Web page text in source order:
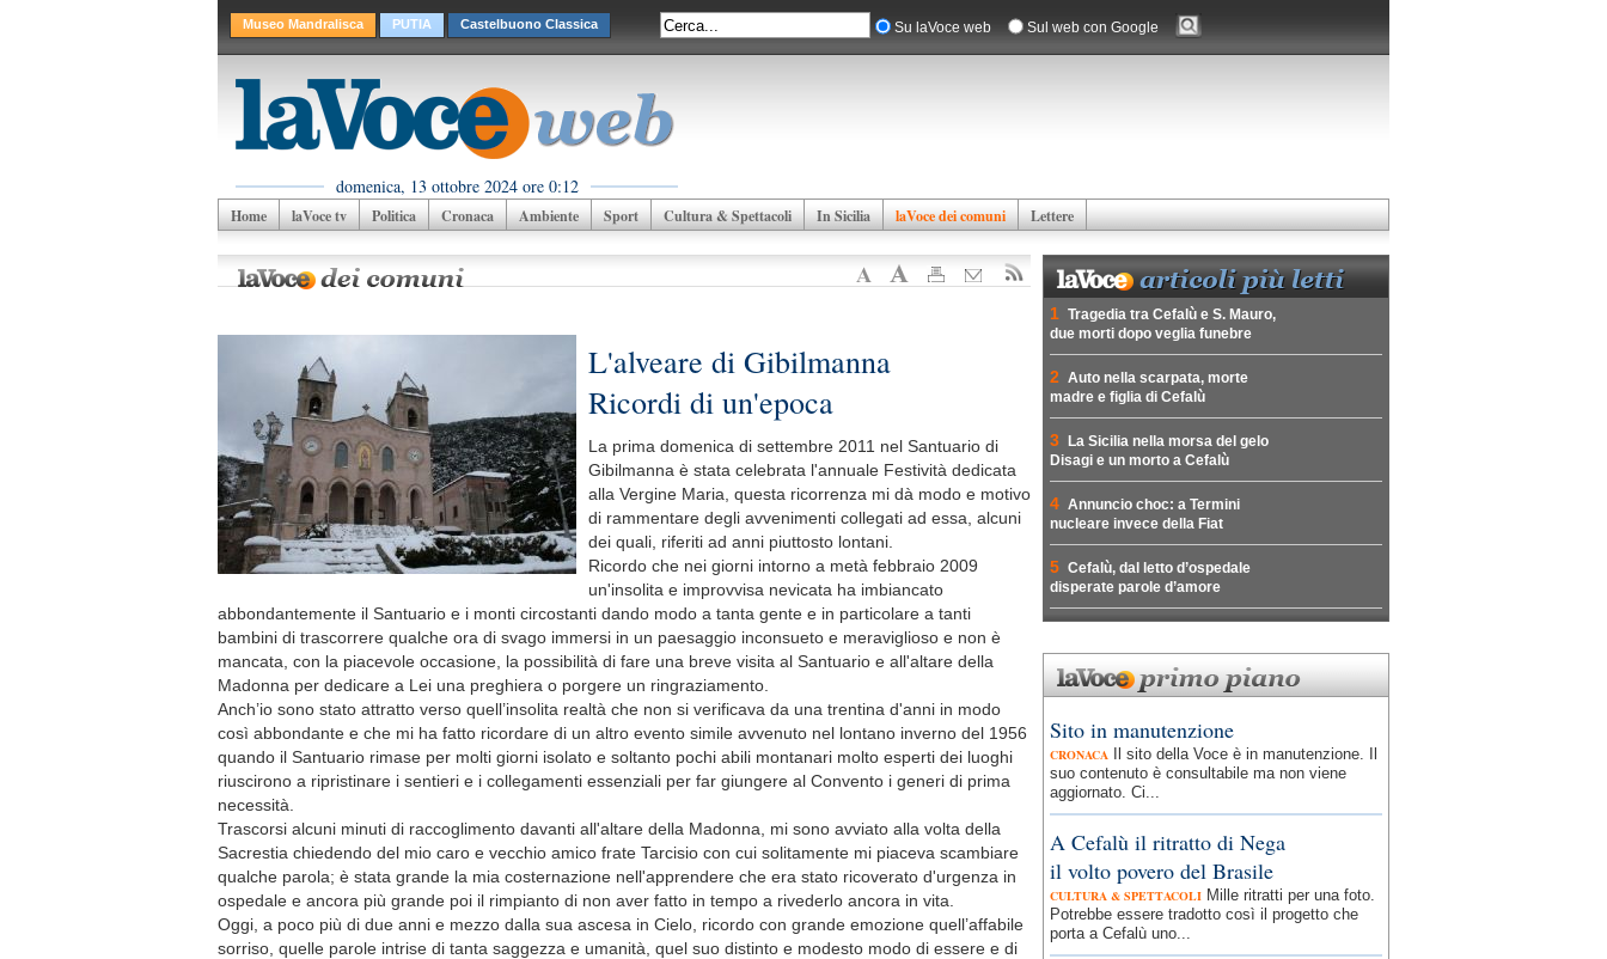
Museo Mandralisca PUTIA Castelbuono Classica Su laVoce web Sul web con Google
domenica, 13 ottobre 2024 ore 0:12
Home laVoce tv Politica Cronaca Ambiente Sport Cultura & Spettacoli In Sicilia laVoce dei comuni Lettere
L'alveare di Gibilmanna
Ricordi di un'epoca
La prima domenica di settembre 2011 nel Santuario di
Gibilmanna è stata celebrata l'annuale Festività dedicata
alla Vergine Maria, questa ricorrenza mi dà modo e motivo
di rammentare degli avvenimenti collegati ad essa, alcuni
dei quali, riferiti ad anni piuttosto lontani.
Ricordo che nei giorni intorno a metà febbraio 2009
un'insolita e improvvisa nevicata ha imbiancato
abbondantemente il Santuario e i monti circostanti dando modo a tanta gente e in particolare a tanti
bambini di trascorrere qualche ora di svago immersi in un paesaggio inconsueto e meraviglioso e non è
mancata, con la piacevole occasione, la possibilità di fare una breve visita al Santuario e all'altare della
Madonna per dedicare a Lei una preghiera o porgere un ringraziamento.
Anch’io sono stato attratto verso quell’insolita realtà che non si verificava da una trentina d'anni in modo
così abbondante e che mi ha fatto ricordare di un altro evento simile avvenuto nel lontano inverno del 1956
quando il Santuario rimase per molti giorni isolato e soltanto pochi abili montanari molto esperti dei luoghi
riuscirono a ripristinare i sentieri e i collegamenti essenziali per far giungere al Convento i generi di prima
necessità.
Trascorsi alcuni minuti di raccoglimento davanti all'altare della Madonna, mi sono avviato alla volta della
Sacrestia chiedendo del mio caro e vecchio amico frate Tarcisio con cui solitamente mi piaceva scambiare
qualche parola; è stata grande la mia costernazione nell'apprendere che era stato ricoverato d'urgenza in
ospedale e ancora più grande poi il rimpianto di non aver fatto in tempo a rivederlo ancora in vita.
Oggi, a poco più di due anni e mezzo dalla sua ascesa in Cielo, ricordo con grande emozione quell’affabile
sorriso, quelle parole intrise di tanta saggezza e umanità, quel suo distinto e modesto modo di essere e di
1 Tragedia tra Cefalù e S. Mauro,
due morti dopo veglia funebre
2 Auto nella scarpata, morte
madre e figlia di Cefalù
3
La Sicilia nella morsa del gelo
Disagi e un morto a Cefalù
4 Annuncio choc: a Termini
nucleare invece della Fiat
5 Cefalù, dal letto d’ospedale
disperate parole d’amore
Sito in manutenzione
CRONACA
Il sito della Voce è in manutenzione. Il
suo contenuto è consultabile ma non viene
aggiornato. Ci...
A Cefalù il ritratto di Nega
il volto povero del Brasile
CULTURA & SPETTACOLI Mille ritratti per una foto.
Potrebbe essere tradotto così il progetto che
porta a Cefalù uno...